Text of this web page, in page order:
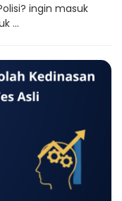
ingin masuk
...